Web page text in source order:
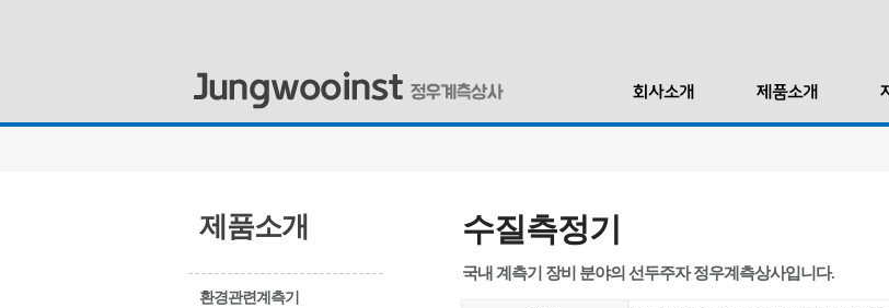
제품소개
환경관련계측기
수질측정기
국내 계측기 장비 분야의 선두주자 정우계측상사입니다.